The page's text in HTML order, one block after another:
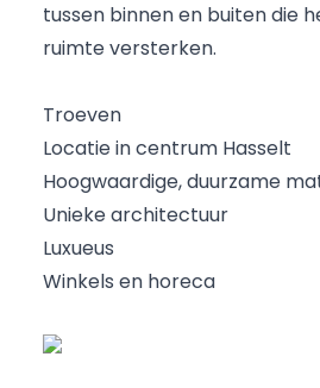
tussen binnen en buiten die
ruimte versterken.
Troeven
Locatie in centrum Hasselt
Hoogwaardige, duurzame
Unieke architectuur
Luxueus
Winkels en horeca